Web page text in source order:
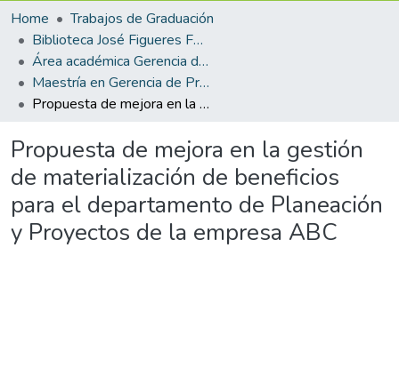
Home
Trabajos de Graduación
Biblioteca José Figueres Ferrer
Área académica Gerencia de Proyectos
Maestría en Gerencia de Proyectos
Propuesta de mejora en la gestión de materialización de beneficios para el departamento de Planeación y Proyectos de la empresa ABC
Propuesta de mejora en la gestión
de materialización de beneficios
para el departamento de Planeación
y Proyectos de la empresa ABC